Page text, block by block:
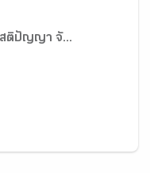
สติปัญญา จั...